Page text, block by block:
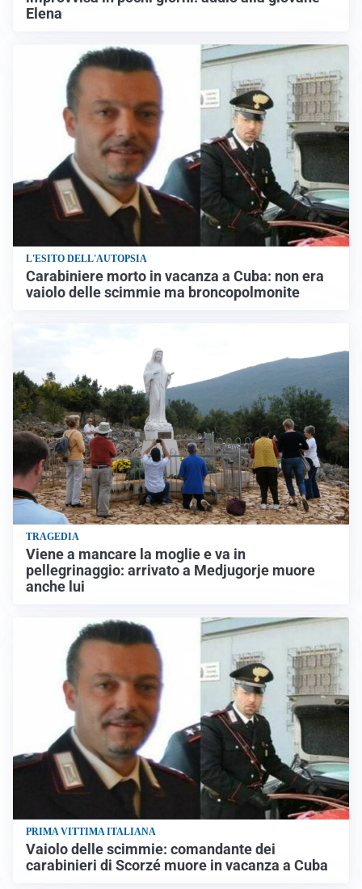
Elena
L'ESITO DELL'AUTOPSIA
Carabiniere morto in vacanza a Cuba: non era
vaiolo delle scimmie ma broncopolmonite
TRAGEDIA
Viene a mancare la moglie e va in
pellegrinaggio: arrivato a Medjugorje muore
anche lui
PRIMA VITTIMA ITALIANA
Vaiolo delle scimmie: comandante dei
carabinieri di Scorzé muore in vacanza a Cuba